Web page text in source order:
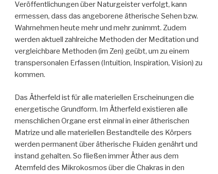
Veröffentlichungen über Naturgeister verfolgt, kann
ermessen, dass das angeborene ätherische Sehen bzw.
Wahrnehmen heute mehr und mehr zunimmt. Zudem
werden aktuell zahlreiche Methoden der Meditation und
vergleichbare Methoden (im Zen) geübt, um zu einem
transpersonalen Erfassen (Intuition, Inspiration, Vision) zu
kommen.
Das Ätherfeld ist für alle materiellen Erscheinungen die
energetische Grundform. Im Ätherfeld existieren alle
menschlichen Organe erst einmal in einer ätherischen
Matrize und alle materiellen Bestandteile des Körpers
werden permanent über ätherische Fluiden genährt und
instand gehalten. So fließen immer Äther aus dem
Atemfeld des Mikrokosmos über die Chakras in den